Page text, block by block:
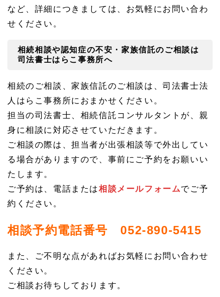
など、詳細につきましては、お気軽にお問い合わ
せください。
相続相談や認知症の不安・家族信託のご相談は
司法書士はらこ事務所へ
相続のご相談、家族信託のご相談は、司法書士法
人はらこ事務所におまかせください。
担当の司法書士、相続信託コンサルタントが、親
身に相談に対応させていただきます。
ご相談の際は、担当者が出張相談等で外出してい
る場合がありますので、事前にご予約をお願いい
たします。
ご予約は、電話または相談メールフォームでご予
約ください。
相談予約電話番号 052-890-5415
また、ご不明な点があればお気軽にお問い合わせ
ください。
ご相談お待ちしております。